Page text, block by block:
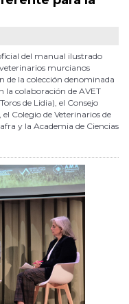
del manual ilustrado
veterinarios murcianos
de la colección denominada
la colaboración de AVET
de Lidia), el Consejo
Colegio de Veterinarios de
y la Academia de Ciencias